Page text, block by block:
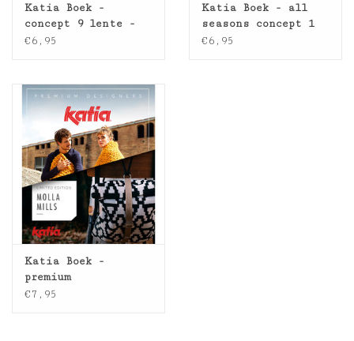
Katia Boek -
concept 9 lente -
zomer
€6,95
Katia Boek - all
seasons concept 1
€6,95
Katia Boek -
premium
designers/molla
€7,95